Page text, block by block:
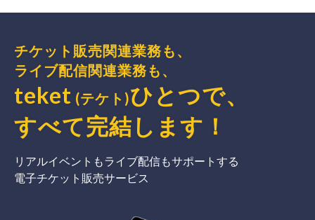
チケット販売関連業務も、
ライブ配信関連業務も、
teket (テケト)ひとつで、
すべて完結 します ！
リアルイベントもライブ配信もサポートする
電子チケット販売サービス